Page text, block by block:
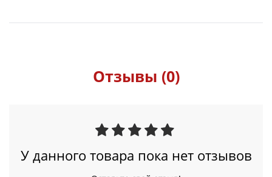
Отзывы (0)
У данного товара пока нет отзывов